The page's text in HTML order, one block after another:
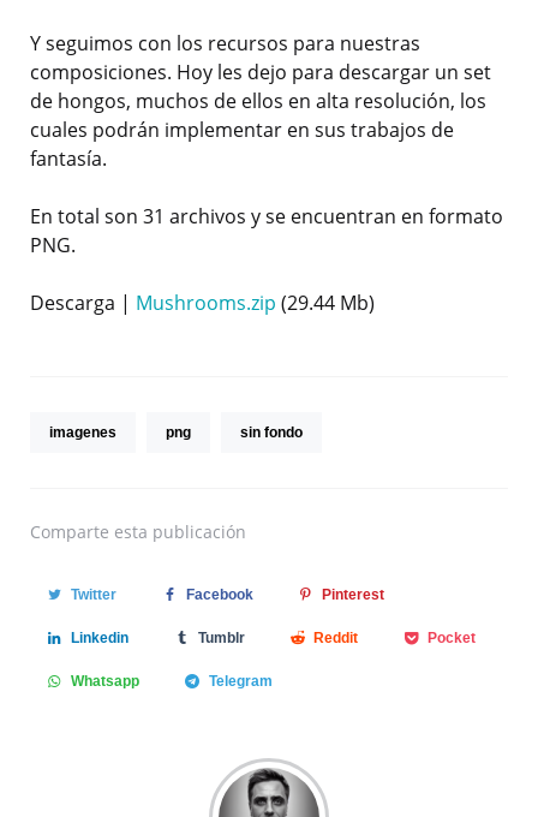
Y seguimos con los recursos para nuestras
composiciones. Hoy les dejo para descargar un set
de hongos, muchos de ellos en alta resolución, los
cuales podrán implementar en sus trabajos de
fantasía.
En total son 31 archivos y se encuentran en formato
PNG.
Descarga | Mushrooms.zip (29.44 Mb)
imagenes png sin fondo
Comparte esta publicación
Twitter Facebook Pinterest
Linkedin Tumblr Reddit Pocket
Whatsapp Telegram